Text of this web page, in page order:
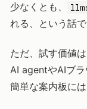
少なくとも、
れる、という話で
ただ、試す価値は
AI agentやAIブラ
簡単な案内板には